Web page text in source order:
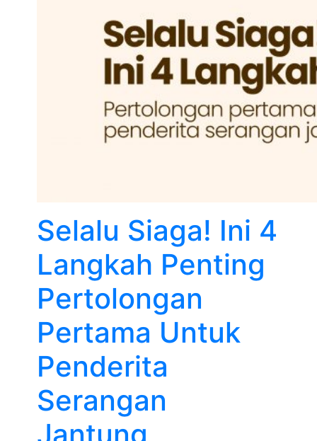
Selalu Siaga! Ini 4
Langkah Penting
Pertolongan
Pertama Untuk
Penderita
Serangan